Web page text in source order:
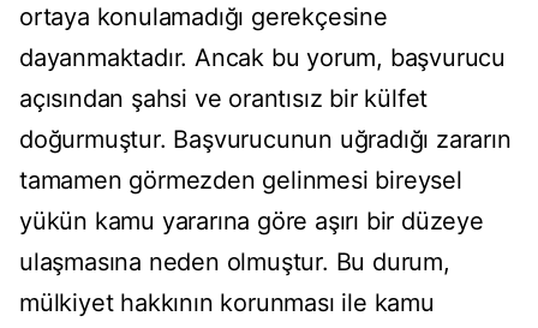
ortaya konulamadığı gerekçesine
dayanmaktadır. Ancak bu yorum, başvurucu
açısından şahsi ve orantısız bir külfet
doğurmuştur. Başvurucunun uğradığı zararın
tamamen görmezden gelinmesi bireysel
yükün kamu yararına göre aşırı bir düzeye
ulaşmasına neden olmuştur. Bu durum,
mülkiyet hakkının korunması ile kamu